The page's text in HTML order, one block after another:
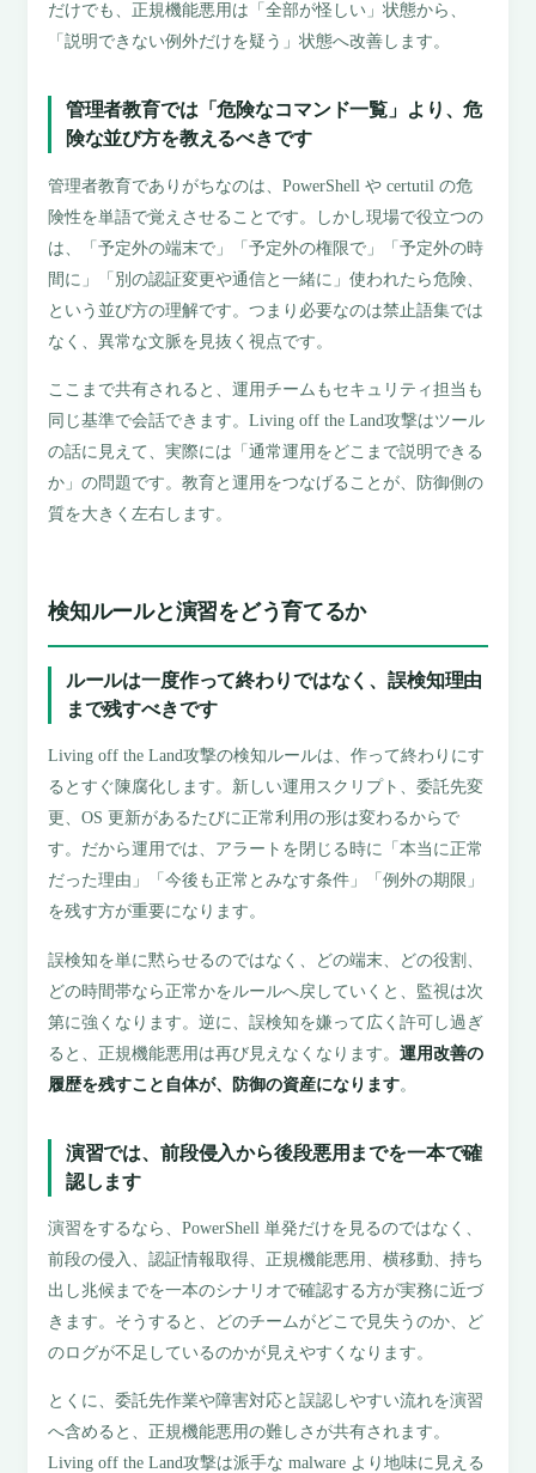
だけでも、正規機能悪用は「全部が怪しい」状態から、
「説明できない例外だけを疑う」状態へ改善します。
管理者教育では「危険なコマンド一覧」より、危
険な並び方を教えるべきです
管理者教育でありがちなのは、PowerShell や certutil の危
険性を単語で覚えさせることです。しかし現場で役立つの
は、「予定外の端末で」「予定外の権限で」「予定外の時
間に」「別の認証変更や通信と一緒に」使われたら危険、
という並び方の理解です。つまり必要なのは禁止語集では
なく、異常な文脈を見抜く視点です。
ここまで共有されると、運用チームもセキュリティ担当も
同じ基準で会話できます。Living off the Land攻撃はツール
の話に見えて、実際には「通常運用をどこまで説明できる
か」の問題です。教育と運用をつなげることが、防御側の
質を大きく左右します。
検知ルールと演習をどう育てるか
ルールは一度作って終わりではなく、誤検知理由
まで残すべきです
Living off the Land攻撃の検知ルールは、作って終わりにす
るとすぐ陳腐化します。新しい運用スクリプト、委託先変
更、OS 更新があるたびに正常利用の形は変わるからで
す。だから運用では、アラートを閉じる時に「本当に正常
だった理由」「今後も正常とみなす条件」「例外の期限」
を残す方が重要になります。
誤検知を単に黙らせるのではなく、どの端末、どの役割、
どの時間帯なら正常かをルールへ戻していくと、監視は次
第に強くなります。逆に、誤検知を嫌って広く許可し過ぎ
ると、正規機能悪用は再び見えなくなります。運用改善の
履歴を残すこと自体が、防御の資産になります。
演習では、前段侵入から後段悪用までを一本で確
認します
演習をするなら、PowerShell 単発だけを見るのではなく、
前段の侵入、認証情報取得、正規機能悪用、横移動、持ち
出し兆候までを一本のシナリオで確認する方が実務に近づ
きます。そうすると、どのチームがどこで見失うのか、ど
のログが不足しているのかが見えやすくなります。
とくに、委託先作業や障害対応と誤認しやすい流れを演習
へ含めると、正規機能悪用の難しさが共有されます。
Living off the Land攻撃は派手な malware より地味に見える